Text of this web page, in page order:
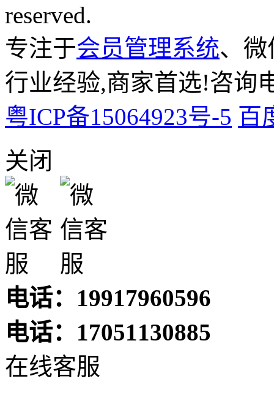
reserved.
专注于会员管理系统、
行业经验,商家首选!咨询
粤ICP备15064923号-5 百
关闭
电话：19917960596
电话：17051130885
在线客服